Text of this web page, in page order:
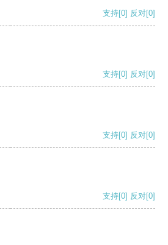
支持[0] 反对[0]
支持[0] 反对[0]
支持[0] 反对[0]
支持[0] 反对[0]